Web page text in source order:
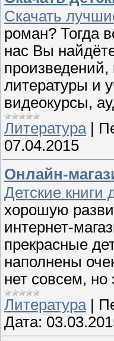
Скачать
роман? Тогда
нас Вы
произведений,
литературы и
видеокурсы,
Литература|
07.04.2015
Онлайн-
Детские книги
хорошую
интернет-
прекрасные
наполнены
нет совсем, но
Литература|
Дата: